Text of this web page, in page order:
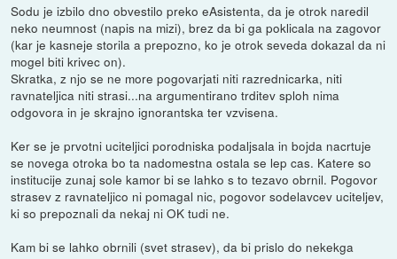
Sodu je izbilo dno obvestilo preko eAsistenta, da je otrok naredil
neko neumnost (napis na mizi), brez da bi ga poklicala na zagovor
(kar je kasneje storila a prepozno, ko je otrok seveda dokazal da ni
mogel biti krivec on).
Skratka, z njo se ne more pogovarjati niti razrednicarka, niti
ravnateljica niti strasi...na argumentirano trditev sploh nima
odgovora in je skrajno ignorantska ter vzvisena.
Ker se je prvotni uciteljici porodniska podaljsala in bojda nacrtuje
se novega otroka bo ta nadomestna ostala se lep cas. Katere so
institucije zunaj sole kamor bi se lahko s to tezavo obrnil. Pogovor
strasev z ravnateljico ni pomagal nic, pogovor sodelavcev uciteljev,
ki so prepoznali da nekaj ni OK tudi ne.
Kam bi se lahko obrnili (svet strasev), da bi prislo do nekekga